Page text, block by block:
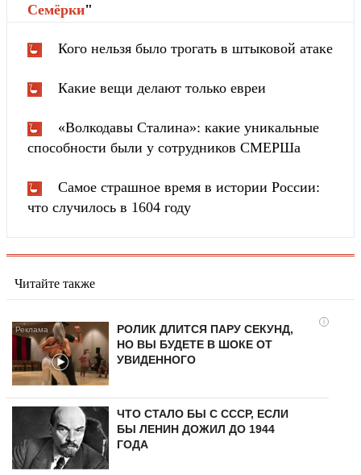
Cемёрки"
Кого нельзя было трогать в штыковой атаке
Какие вещи делают только евреи
«Волкодавы Сталина»: какие уникальные
способности были у сотрудников СМЕРШа
Самое страшное время в истории России:
что случилось в 1604 году
Читайте также
i
РОЛИК ДЛИТСЯ ПАРУ СЕКУНД,
НО ВЫ БУДЕТЕ В ШОКЕ ОТ
УВИДЕННОГО
ЧТО СТАЛО БЫ С СССР, ЕСЛИ
БЫ ЛЕНИН ДОЖИЛ ДО 1944
ГОДА